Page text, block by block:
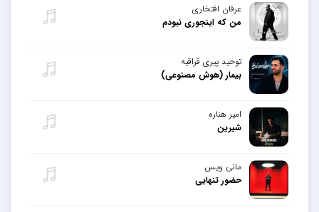
عرفان افتخاری
من که اینجوری نبودم
توحید پیری قراقیه
بیمار (هوش مصنوعی)
امیر هناره
شیرین
مانی ویس
حضور تنهایی